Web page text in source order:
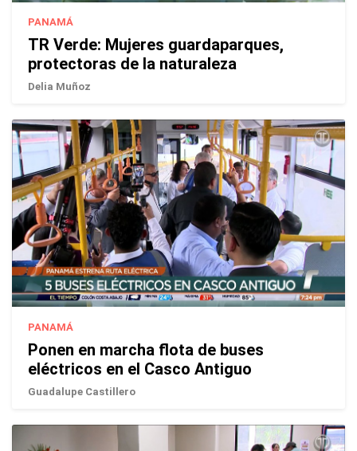
PANAMÁ
TR Verde: Mujeres guardaparques,
protectoras de la naturaleza
Delia Muñoz
PANAMÁ
Ponen en marcha flota de buses
eléctricos en el Casco Antiguo
Guadalupe Castillero